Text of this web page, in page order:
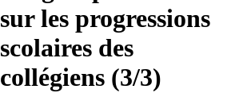
sur les progressions
scolaires des
collégiens (3/3)